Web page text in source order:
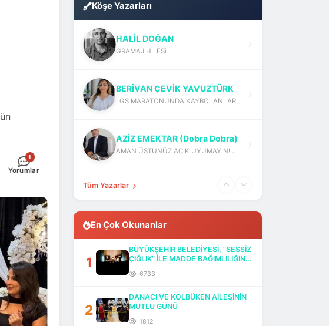
1
Yorumlar
Köşe Yazarları
HALİL DOĞAN
GRAMAJ HİLESi
BERİVAN ÇEVİK YAVUZTÜRK
LGS MARATONUNDA KAYBOLANLAR
AZİZ EMEKTAR (Dobra Dobra)
AMAN ÜSTÜNÜZ AÇIK UYUMAYIN!...
Tüm Yazarlar
En Çok Okunanlar
1
BÜYÜKŞEHİR BELEDİYESİ, “SESSİZ
ÇIĞLIK” İLE MADDE BAĞIMLILIĞINA
6733
2
DANACI VE KOLBÜKEN AİLESİNİN
MUTLU GÜNÜ
1812